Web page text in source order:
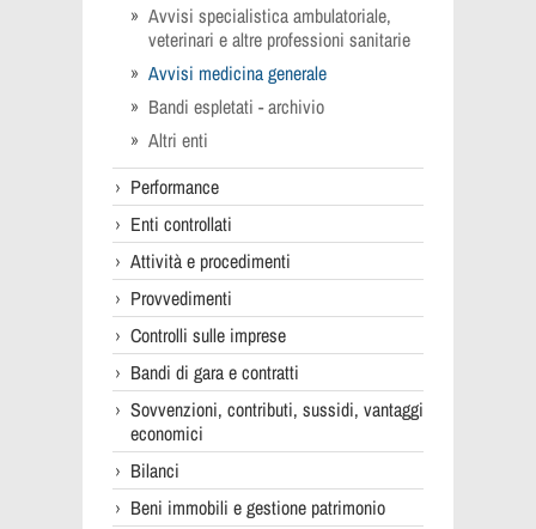
Avvisi specialistica ambulatoriale,
veterinari e altre professioni sanitarie
Avvisi medicina generale
Bandi espletati - archivio
Altri enti
Performance
Enti controllati
Attività e procedimenti
Provvedimenti
Controlli sulle imprese
Bandi di gara e contratti
Sovvenzioni, contributi, sussidi, vantaggi
economici
Bilanci
Beni immobili e gestione patrimonio